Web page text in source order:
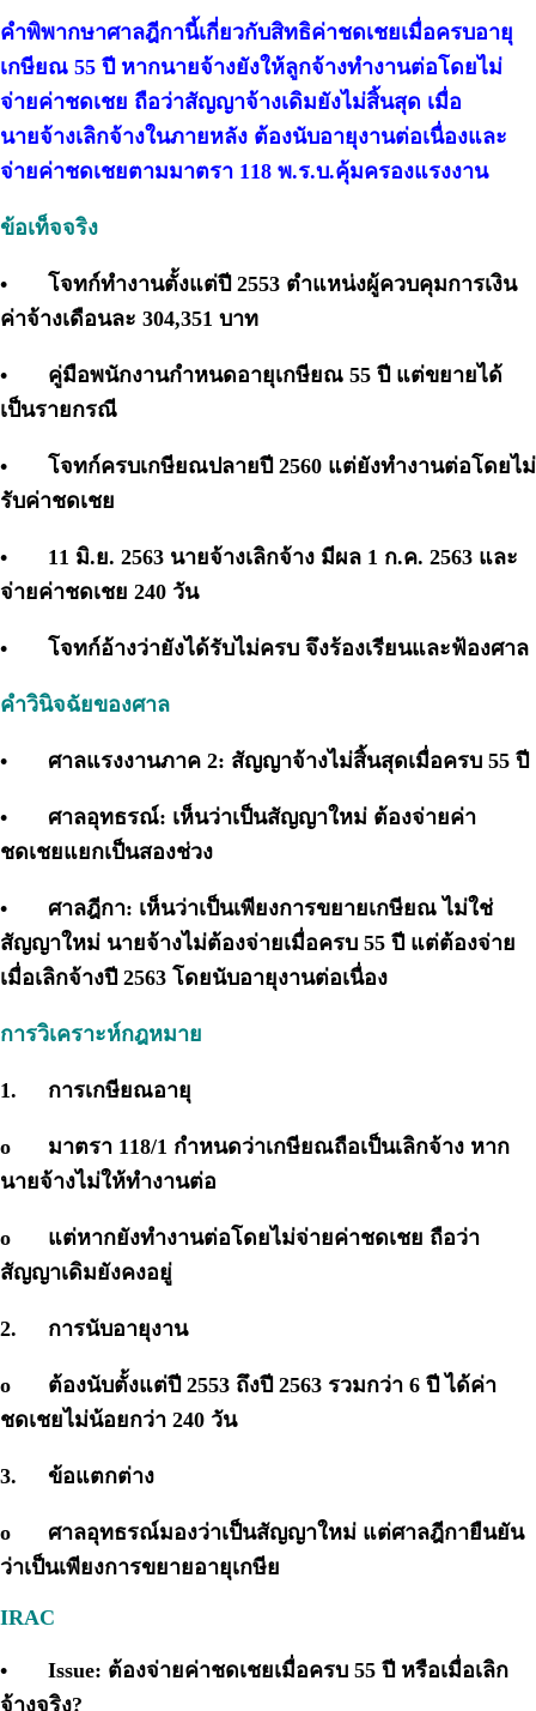
คำพิพากษาศาลฎีกานี้เกี่ยวกับสิทธิค่าชดเชยเมื่อครบอายุ
เกษียณ 55 ปี หากนายจ้างยังให้ลูกจ้างทำงานต่อโดยไม่
จ่ายค่าชดเชย ถือว่าสัญญาจ้างเดิมยังไม่สิ้นสุด เมื่อ
นายจ้างเลิกจ้างในภายหลัง ต้องนับอายุงานต่อเนื่องและ
จ่ายค่าชดเชยตามมาตรา 118 พ.ร.บ.คุ้มครองแรงงาน
ข้อเท็จจริง
•
โจทก์ทำงานตั้งแต่ปี 2553 ตำแหน่งผู้ควบคุมการเงิน
ค่าจ้างเดือนละ 304,351 บาท
•
คู่มือพนักงานกำหนดอายุเกษียณ 55 ปี แต่ขยายได้
เป็นรายกรณี
•
โจทก์ครบเกษียณปลายปี 2560 แต่ยังทำงานต่อโดยไม่
รับค่าชดเชย
•
11 มิ.ย. 2563 นายจ้างเลิกจ้าง มีผล 1 ก.ค. 2563 และ
จ่ายค่าชดเชย 240 วัน
• โจทก์อ้างว่ายังได้รับไม่ครบ จึงร้องเรียนและฟ้องศาล
คำวินิจฉัยของศาล
• ศาลแรงงานภาค 2: สัญญาจ้างไม่สิ้นสุดเมื่อครบ 55 ปี
•
ศาลอุทธรณ์: เห็นว่าเป็นสัญญาใหม่ ต้องจ่ายค่า
ชดเชยแยกเป็นสองช่วง
•
ศาลฎีกา: เห็นว่าเป็นเพียงการขยายเกษียณ ไม่ใช่
สัญญาใหม่ นายจ้างไม่ต้องจ่ายเมื่อครบ 55 ปี แต่ต้องจ่าย
เมื่อเลิกจ้างปี 2563 โดยนับอายุงานต่อเนื่อง
การวิเคราะห์กฎหมาย
1. การเกษียณอายุ
o
มาตรา 118/1 กำหนดว่าเกษียณถือเป็นเลิกจ้าง หาก
นายจ้างไม่ให้ทำงานต่อ
o
แต่หากยังทำงานต่อโดยไม่จ่ายค่าชดเชย ถือว่า
สัญญาเดิมยังคงอยู่
2. การนับอายุงาน
o
ต้องนับตั้งแต่ปี 2553 ถึงปี 2563 รวมกว่า 6 ปี ได้ค่า
ชดเชยไม่น้อยกว่า 240 วัน
3. ข้อแตกต่าง
o
ศาลอุทธรณ์มองว่าเป็นสัญญาใหม่ แต่ศาลฎีกายืนยัน
ว่าเป็นเพียงการขยายอายุเกษีย
IRAC
•
Issue: ต้องจ่ายค่าชดเชยเมื่อครบ 55 ปี หรือเมื่อเลิก
จ้างจริง?